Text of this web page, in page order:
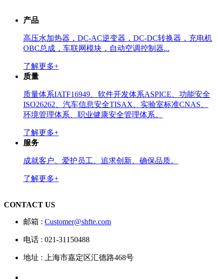
产品
高压水加热器，DC-AC逆变器，DC-DC转换器，充电机
OBC总成，车联网模块，自动空调控制器...
了解更多+
质量
质量体系IATF16949、软件开发体系ASPICE、功能安全
ISO26262、汽车信息安全TISAX、实验室标准CNAS、
环境管理体系、职业健康安全管理体系。
了解更多+
服务
成就客户、爱护员工、追求创新、确保品质。
了解更多+
CONTACT US
邮箱 : Customer@shfte.com
电话 : 021-31150488
地址 : 上海市嘉定区汇德路468号